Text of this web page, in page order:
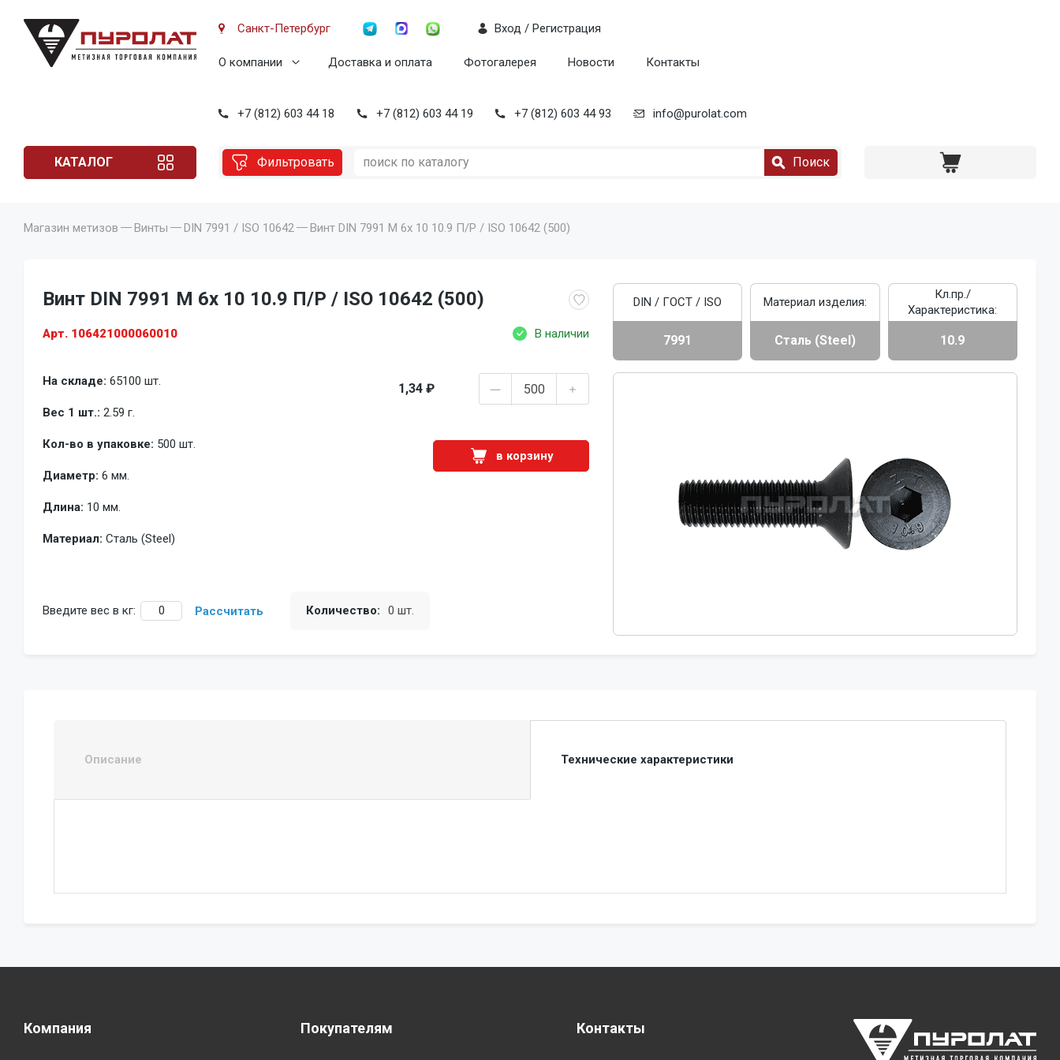
Санкт-Петербург
О компании Доставка и оплата Фотогалерея Новости Контакты
Вход / Регистрация
+7 (812) 603 44 18 +7 (812) 603 44 19 +7 (812) 603 44 93 info@purolat.com
КАТАЛОГ Фильтровать Поиск
Магазин метизов Винты DIN 7991 / ISO 10642 Винт DIN 7991 M 6x 10 10.9 П/Р / ISO 10642 (500)
Винт DIN 7991 M 6x 10 10.9 П/Р / ISO 10642 (500)
Арт. 106421000060010 В наличии
На складе: 65100 шт.
Вес 1 шт.: 2.59 г.
Кол-во в упаковке: 500 шт.
Диаметр: 6 мм.
Длина: 10 мм.
Материал: Сталь (Steel)
1,34 ₽
в корзину
Введите вес в кг: Рассчитать Количество: 0 шт.
DIN / ГОСТ / ISO
7991
Материал изделия:
Сталь (Steel)
Кл.пр./
Характеристика:
10.9
Описание Технические характеристики
Компания Покупателям Контакты